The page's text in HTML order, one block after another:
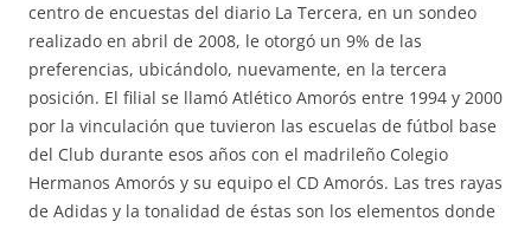
centro de encuestas del diario La Tercera, en un sondeo
realizado en abril de 2008, le otorgó un 9% de las
preferencias, ubicándolo, nuevamente, en la tercera
posición. El filial se llamó Atlético Amorós entre 1994 y 2000
por la vinculación que tuvieron las escuelas de fútbol base
del Club durante esos años con el madrileño Colegio
Hermanos Amorós y su equipo el CD Amorós. Las tres rayas
de Adidas y la tonalidad de éstas son los elementos donde